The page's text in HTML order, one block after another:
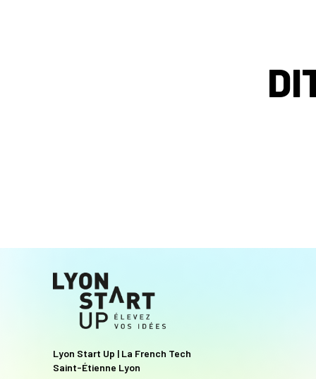
Lyon Start Up | La French Tech
Saint-Étienne Lyon